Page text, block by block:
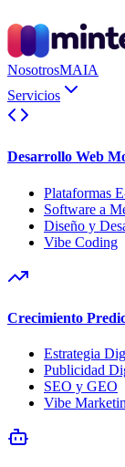
NosotrosMAIA
Servicios
Desarrollo Web
Plataformas
Software a
Diseño y
Vibe Coding
Crecimiento
Estrategia
Publicidad
SEO y GEO
Vibe